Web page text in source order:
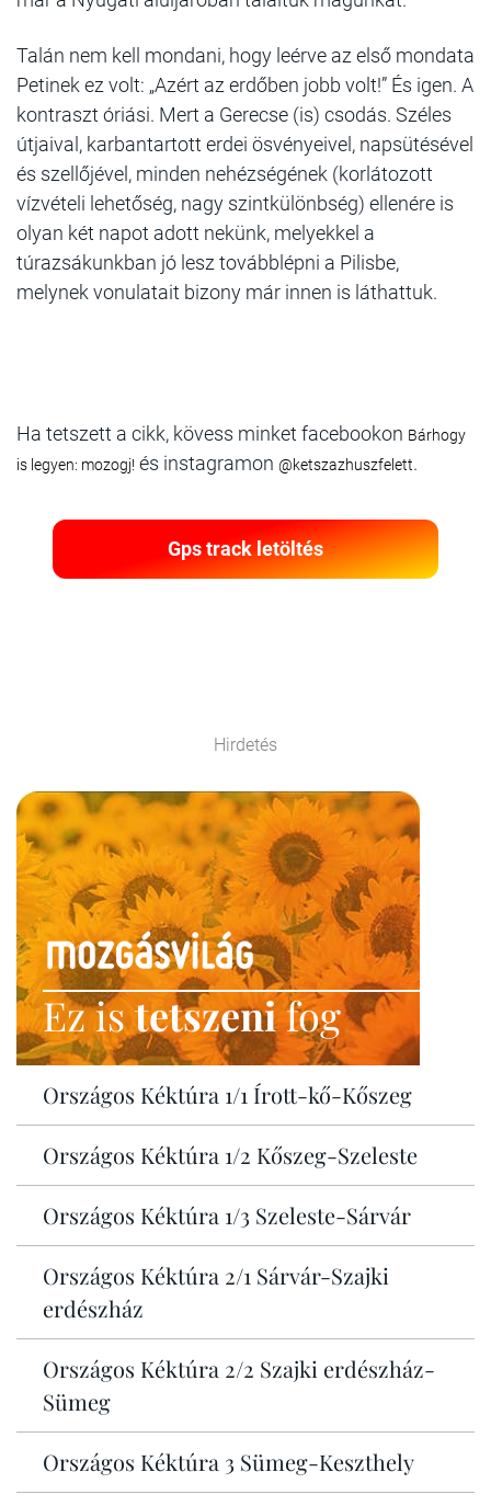
Talán nem kell mondani, hogy leérve az első mondata
Petinek ez volt: „Azért az erdőben jobb volt!” És igen. A
kontraszt óriási. Mert a Gerecse (is) csodás. Széles
útjaival, karbantartott erdei ösvényeivel, napsütésével
és szellőjével, minden nehézségének (korlátozott
vízvételi lehetőség, nagy szintkülönbség) ellenére is
olyan két napot adott nekünk, melyekkel a
túrazsákunkban jó lesz továbblépni a Pilisbe,
melynek vonulatait bizony már innen is láthattuk.
Ha tetszett a cikk, kövess minket facebookon Bárhogy
is legyen: mozogj! és instagramon @ketszazhuszfelett.
Gps track letöltés
Hirdetés
Ez istetszenifog
Országos Kéktúra 1/1 Írott-kő-Kőszeg
Országos Kéktúra 1/2 Kőszeg-Szeleste
Országos Kéktúra 1/3 Szeleste-Sárvár
Országos Kéktúra 2/1 Sárvár-Szajki
erdészház
Országos Kéktúra 2/2 Szajki erdészház-
Sümeg
Országos Kéktúra 3 Sümeg-Keszthely